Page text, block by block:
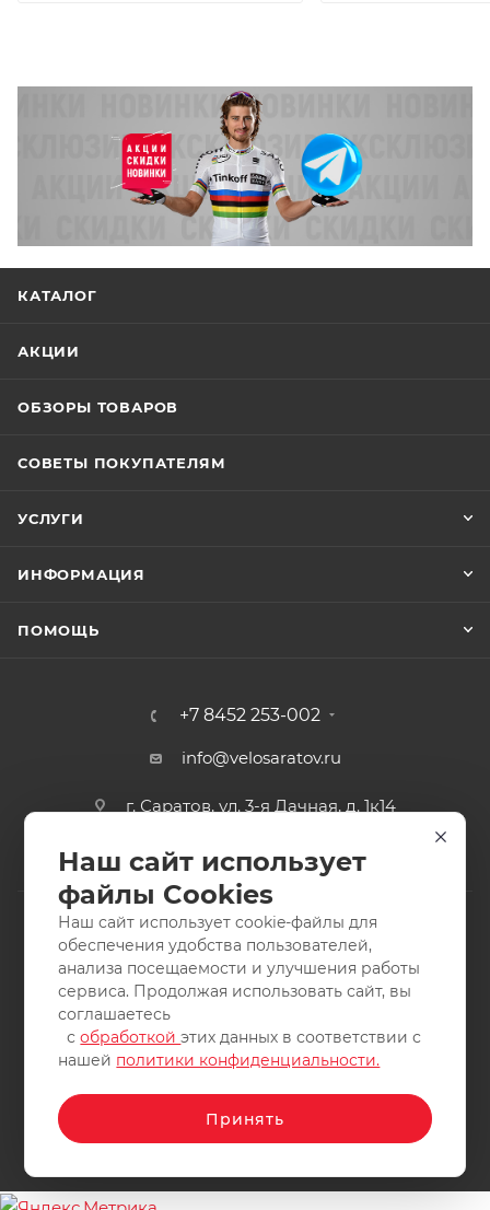
КАТАЛОГ
АКЦИИ
ОБЗОРЫ ТОВАРОВ
СОВЕТЫ ПОКУПАТЕЛЯМ
УСЛУГИ
ИНФОРМАЦИЯ
ПОМОЩЬ
+7 8452 253-002
info@velosaratov.ru
г. Саратов, ул. 3-я Дачная, д. 1к14
2011-2026 © интернет-магазин спортивных товаров
ВелоСаратов. Не является публичной офертой. Все права
защищены. Заимствование материалов и фотографий
запрещено.
Наш сайт использует
файлы Cookies
Наш сайт использует cookie-файлы для
обеспечения удобства пользователей,
анализа посещаемости и улучшения работы
сервиса. Продолжая использовать сайт, вы
соглашаетесь
собработкойэтих данных в соответствии с
нашей политики конфиденциальности.
Принять